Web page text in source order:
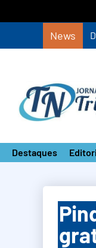
News
Destaques